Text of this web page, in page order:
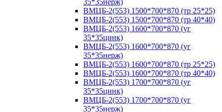
35*35нерж)
ВМЦБ-2(553) 1500*700*870 (тр 25*25)
ВМЦБ-2(553) 1500*700*870 (тр 40*40)
ВМЦБ-2(553) 1600*700*870 (уг
35*35цинк)
ВМЦБ-2(553) 1600*700*870 (уг
35*35нерж)
ВМЦБ-2(553) 1600*700*870 (тр 25*25)
ВМЦБ-2(553) 1600*700*870 (тр 40*40)
ВМЦБ-2(553) 1700*700*870 (уг
35*35цинк)
ВМЦБ-2(553) 1700*700*870 (уг
35*35нерж)